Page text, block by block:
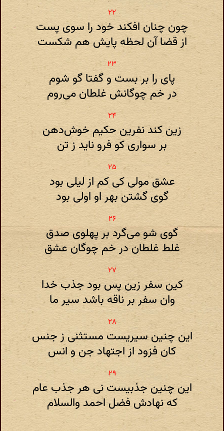
چون چنان افکند خود را سوی پست
از قضا آن لحظه پایش هم شکست
پای را بر بست و گفتا گو شوم
در خم چوگانش غلطان می‌روم
زین کند نفرین حکیم خوش‌دهن
بر سواری کو فرو ناید ز تن
عشق مولی کی کم از لیلی بود
گوی گشتن بهر او اولی بود
گوی شو می‌گرد بر پهلوی صدق
غلط غلطان در خم چوگان عشق
کین سفر زین پس بود جذب خدا
وان سفر بر ناقه باشد سیر ما
این چنین سیریست مستثنی ز جنس
کان فزود از اجتهاد جن و انس
این چنین جذبیست نی هر جذب عام
که نهادش فضل احمد والسلام